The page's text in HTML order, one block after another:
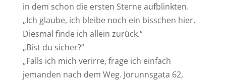
in dem schon die ersten Sterne aufblinkten.
„Ich glaube, ich bleibe noch ein bisschen hier.
Diesmal finde ich allein zurück.“
„Bist du sicher?“
„Falls ich mich verirre, frage ich einfach
jemanden nach dem Weg. Jorunnsgata 62,